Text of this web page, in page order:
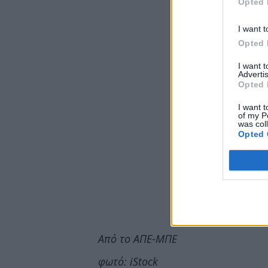
I want
Opted
I want
Opted
I want
of my
was
Opted
Από το ΑΠΕ-ΜΠΕ
φωτό: iStock